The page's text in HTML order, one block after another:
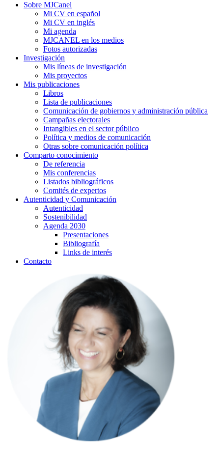
Sobre MJCanel
Mi CV en español
Mi CV en inglés
Mi agenda
MJCANEL en los medios
Fotos autorizadas
Investigación
Mis líneas de investigación
Mis proyectos
Mis publicaciones
Libros
Lista de publicaciones
Comunicación de gobiernos y administración pública
Campañas electorales
Intangibles en el sector público
Política y medios de comunicación
Otras sobre comunicación política
Comparto conocimiento
De referencia
Mis conferencias
Listados bibliográficos
Comités de expertos
Autenticidad y Comunicación
Autenticidad
Sostenibilidad
Agenda 2030
Presentaciones
Bibliografía
Links de interés
Contacto